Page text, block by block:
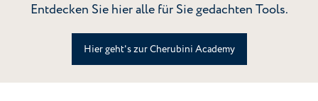
Entdecken Sie hier alle für Sie gedachten Tools.
Hier geht's zur Cherubini Academy